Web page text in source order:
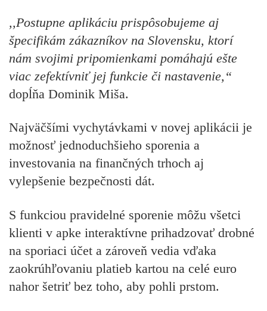
,,Postupne aplikáciu prispôsobujeme aj
špecifikám zákazníkov na Slovensku, ktorí
nám svojimi pripomienkami pomáhajú ešte
viac zefektívniť jej funkcie či nastavenie,“
dopĺňa Dominik Miša.
Najväčšími vychytávkami v novej aplikácii je
možnosť jednoduchšieho sporenia a
investovania na finančných trhoch aj
vylepšenie bezpečnosti dát.
S funkciou pravidelné sporenie môžu všetci
klienti v apke interaktívne prihadzovať drobné
na sporiaci účet a zároveň vedia vďaka
zaokrúhľovaniu platieb kartou na celé euro
nahor šetriť bez toho, aby pohli prstom.